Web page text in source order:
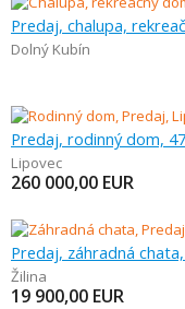
Predaj, chalupa,
Dolný Kubín
Predaj, rodinný dom,
Lipovec
260 000,00 EUR
Predaj, záhradná
Žilina
19 900,00 EUR